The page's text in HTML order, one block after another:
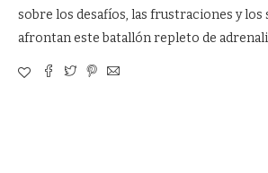
sobre los desafíos, las frustraciones y los
afrontan este batallón repleto de